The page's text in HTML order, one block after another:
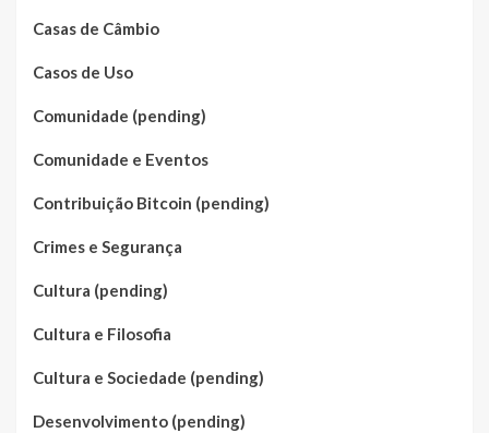
Casas de Câmbio
Casos de Uso
Comunidade (pending)
Comunidade e Eventos
Contribuição Bitcoin (pending)
Crimes e Segurança
Cultura (pending)
Cultura e Filosofia
Cultura e Sociedade (pending)
Desenvolvimento (pending)